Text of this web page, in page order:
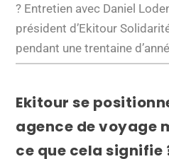
? Entretien avec Daniel
président d’Ekitour
pendant une trentaine
Ekitour se
agence de voyage
ce que cela signifie